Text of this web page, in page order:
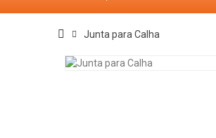
Junta para Calha